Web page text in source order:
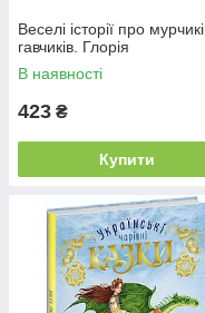
Веселі історії про
гавчиків. Глорія
В наявності
423 ₴
Купити